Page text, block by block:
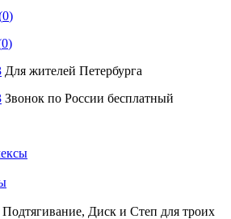
0)
0)
Для жителей Петербурга
Звонок по России бесплатный
Диск и Степ для троих